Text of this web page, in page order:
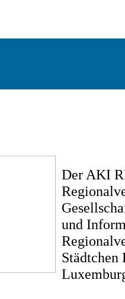
Der AKI
und
Städtchen